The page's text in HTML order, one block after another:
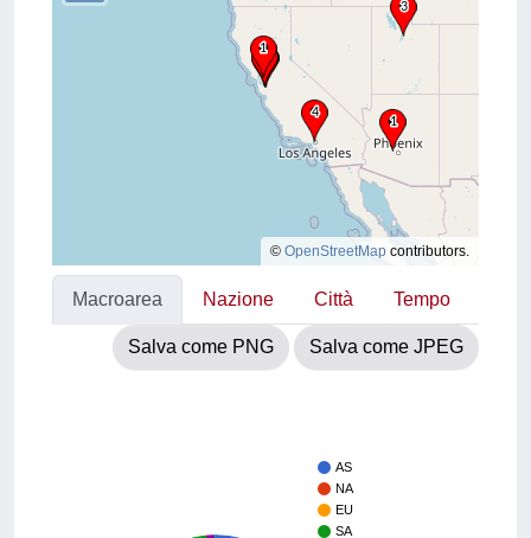
© OpenStreetMap contributors.
Macroarea Nazione Città Tempo
Salva come PNG Salva come JPEG
AS
NA
EU
SA